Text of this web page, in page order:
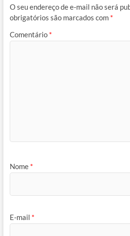
O seu endereço de e-mail não será
obrigatórios são marcados com *
Comentário *
Nome *
E-mail *